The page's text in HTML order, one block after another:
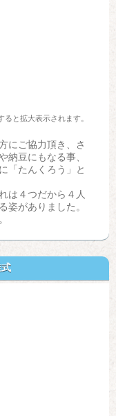
と拡大表示されます。
にご協力頂き、さ
納豆にもなる事、
「たんくろう」と
は４つだから４人
姿がありました。